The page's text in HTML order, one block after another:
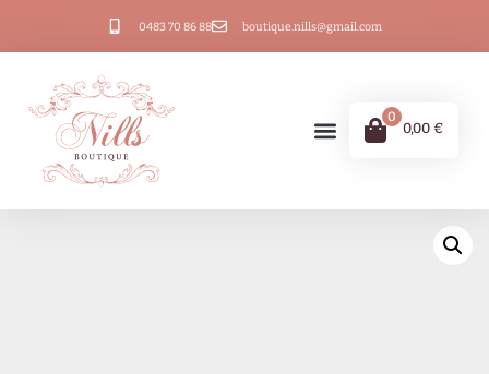
0483 70 86 88 boutique.nills@gmail.com
0
0,00 €